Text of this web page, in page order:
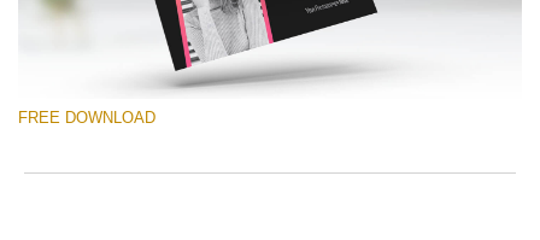
FREE DOWNLOAD